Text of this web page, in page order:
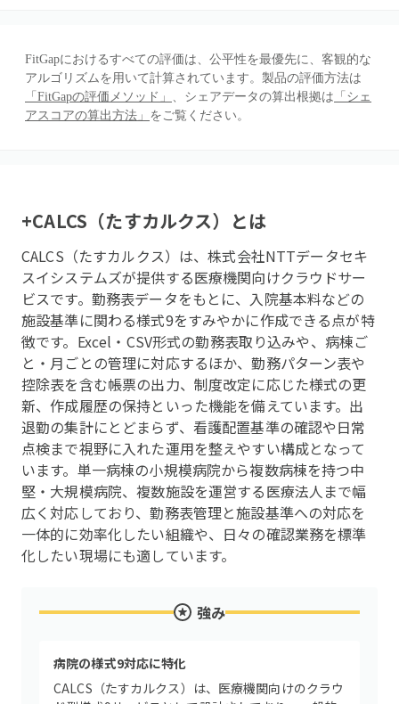
FitGapにおけるすべての評価は、公平性を最優先に、客観的な
アルゴリズムを用いて計算されています。製品の評価方法は
「FitGapの評価メソッド」 、シェアデータの算出根拠は 「シェ
アスコアの算出方法」 をご覧ください。
+CALCS（たすカルクス） とは
CALCS（たすカルクス）は、株式会社NTTデータセキ
スイシステムズが提供する医療機関向けクラウドサー
ビスです。勤務表データをもとに、入院基本料などの
施設基準に関わる様式9をすみやかに作成できる点が特
徴です。Excel・CSV形式の勤務表取り込みや、病棟ご
と・月ごとの管理に対応するほか、勤務パターン表や
控除表を含む帳票の出力、制度改定に応じた様式の更
新、作成履歴の保持といった機能を備えています。出
退勤の集計にとどまらず、看護配置基準の確認や日常
点検まで視野に入れた運用を整えやすい構成となって
います。単一病棟の小規模病院から複数病棟を持つ中
堅・大規模病院、複数施設を運営する医療法人まで幅
広く対応しており、勤務表管理と施設基準への対応を
一体的に効率化したい組織や、日々の確認業務を標準
化したい現場にも適しています。
強み
病院の様式9対応に特化
CALCS（たすカルクス）は、医療機関向けのクラウ